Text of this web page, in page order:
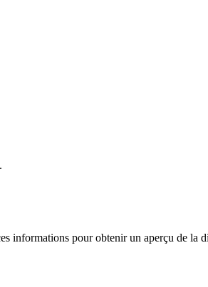
informations pour obtenir un aperçu de la